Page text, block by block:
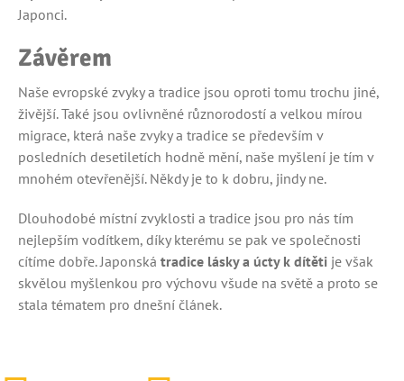
Japonci.
Závěrem
Naše evropské zvyky a tradice jsou oproti tomu trochu jiné,
živější. Také jsou ovlivněné různorodostí a velkou mírou
migrace, která naše zvyky a tradice se především v
posledních desetiletích hodně mění, naše myšlení je tím v
mnohém otevřenější. Někdy je to k dobru, jindy ne.
Dlouhodobé místní zvyklosti a tradice jsou pro nás tím
nejlepším vodítkem, díky kterému se pak ve společnosti
cítíme dobře. Japonská tradice lásky a úcty k dítěti je však
skvělou myšlenkou pro výchovu všude na světě a proto se
stala tématem pro dnešní článek.